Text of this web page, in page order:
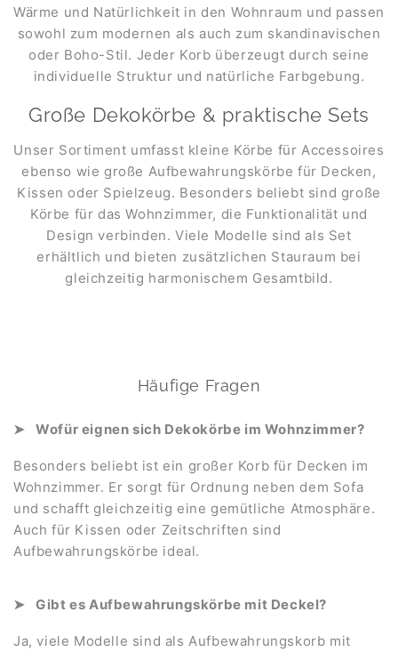
Wärme und Natürlichkeit in den Wohnraum und passen
sowohl zum modernen als auch zum skandinavischen
oder Boho-Stil. Jeder Korb überzeugt durch seine
individuelle Struktur und natürliche Farbgebung.
Große Dekokörbe & praktische Sets
Unser Sortiment umfasst kleine Körbe für Accessoires
ebenso wie große Aufbewahrungskörbe für Decken,
Kissen oder Spielzeug. Besonders beliebt sind große
Körbe für das Wohnzimmer, die Funktionalität und
Design verbinden. Viele Modelle sind als Set
erhältlich und bieten zusätzlichen Stauraum bei
gleichzeitig harmonischem Gesamtbild.
Häufige Fragen
Wofür eignen sich Dekokörbe im Wohnzimmer?
Besonders beliebt ist ein großer Korb für Decken im
Wohnzimmer. Er sorgt für Ordnung neben dem Sofa
und schafft gleichzeitig eine gemütliche Atmosphäre.
Auch für Kissen oder Zeitschriften sind
Aufbewahrungskörbe ideal.
Gibt es Aufbewahrungskörbe mit Deckel?
Ja, viele Modelle sind als Aufbewahrungskorb mit